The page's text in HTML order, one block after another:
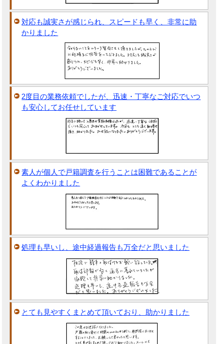
対応も誠実さが感じられ、スピードも早く、非常に助
かりました
2度目の業務依頼でしたが、迅速・丁寧なご対応でいつ
も安心してお任せしています
素人が個人で戸籍調査を行うことは困難であることが
よくわかりました
処理も早いし、途中経過報告も万全だと思いました
とても見やすくまとめて頂いており、助かりました